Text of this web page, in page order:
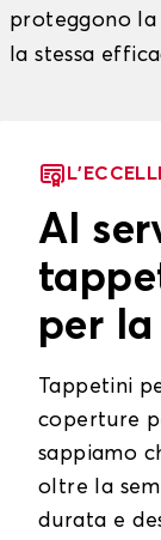
proteggono
la stessa
Al
per
Tappetini
coperture
sappiamo
oltre la
durata e